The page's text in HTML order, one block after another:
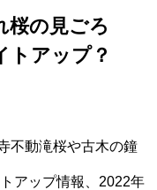
桜の見ごろ
トアップ？
不動滝桜や古木の鐘
アップ情報、2022年